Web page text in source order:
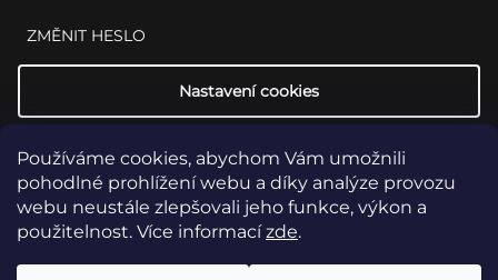
Používáme cookies, abychom Vám umožnili
pohodlné prohlížení webu a díky analýze provozu
webu neustále zlepšovali jeho funkce, výkon a
použitelnost. Více informacízde.
ZMĚNIT HESLO
Nastavení cookies